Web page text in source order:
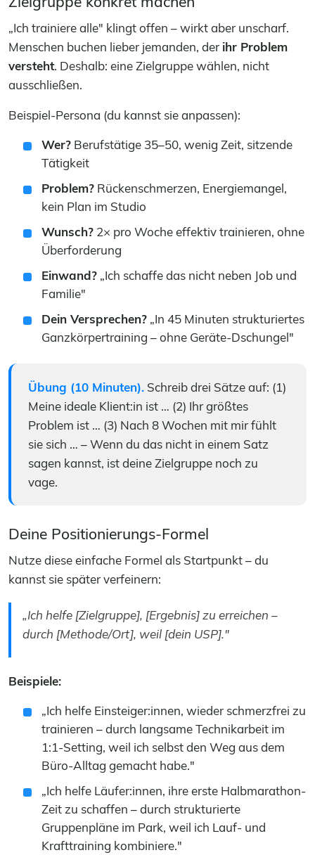
„Ich trainiere alle" klingt offen – wirkt aber unscharf.
Menschen buchen lieber jemanden, der ihr Problem
versteht. Deshalb: eine Zielgruppe wählen, nicht
ausschließen.
Beispiel-Persona (du kannst sie anpassen):
Wer? Berufstätige 35–50, wenig Zeit, sitzende
Tätigkeit
Problem? Rückenschmerzen, Energiemangel,
kein Plan im Studio
Wunsch? 2× pro Woche effektiv trainieren, ohne
Überforderung
Einwand? „Ich schaffe das nicht neben Job und
Familie"
Dein Versprechen? „In 45 Minuten strukturiertes
Ganzkörpertraining – ohne Geräte-Dschungel"
Übung (10 Minuten). Schreib drei Sätze auf: (1)
Meine ideale Klient:in ist … (2) Ihr größtes
Problem ist … (3) Nach 8 Wochen mit mir fühlt
sie sich … – Wenn du das nicht in einem Satz
sagen kannst, ist deine Zielgruppe noch zu
vage.
Deine Positionierungs-Formel
Nutze diese einfache Formel als Startpunkt – du
kannst sie später verfeinern:
„Ich helfe [Zielgruppe], [Ergebnis] zu erreichen –
durch [Methode/Ort], weil [dein USP]."
Beispiele:
„Ich helfe Einsteiger:innen, wieder schmerzfrei zu
trainieren – durch langsame Technikarbeit im
1:1-Setting, weil ich selbst den Weg aus dem
Büro-Alltag gemacht habe."
„Ich helfe Läufer:innen, ihre erste Halbmarathon-
Zeit zu schaffen – durch strukturierte
Gruppenpläne im Park, weil ich Lauf- und
Krafttraining kombiniere."